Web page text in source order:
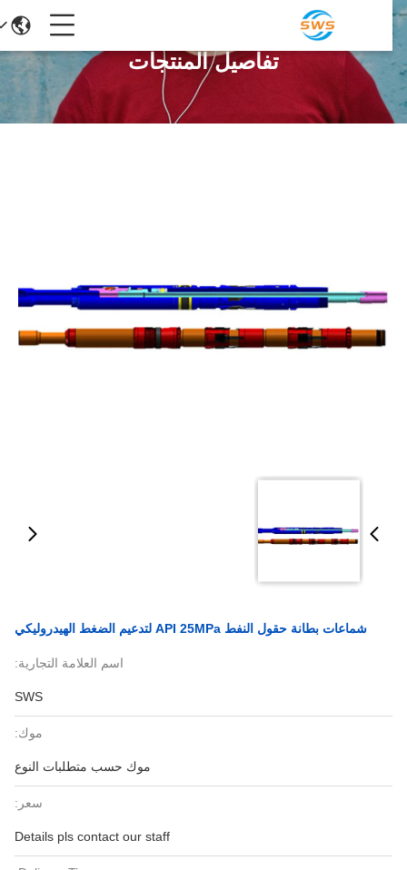
تفاصيل المنتجات
شماعات بطانة حقول النفط API 25MPa لتدعيم الضغط الهيدروليكي
اسم العلامة التجارية:
SWS
موك:
موك حسب متطلبات النوع
سعر:
Details pls contact our staff